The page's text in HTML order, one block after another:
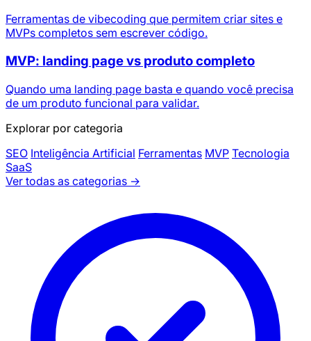
Ferramentas de vibecoding que permitem criar sites e
MVPs completos sem escrever código.
MVP: landing page vs produto completo
Quando uma landing page basta e quando você precisa
de um produto funcional para validar.
Explorar por categoria
SEO Inteligência Artificial Ferramentas MVP Tecnologia
SaaS
Ver todas as categorias →